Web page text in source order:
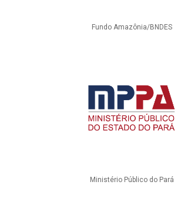
Fundo Amazônia/BNDES
Ministério Público do Pará